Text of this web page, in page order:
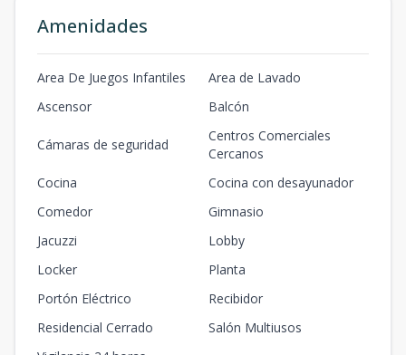
Amenidades
Area De Juegos Infantiles
Area de Lavado
Ascensor
Balcón
Cámaras de seguridad
Centros Comerciales
Cercanos
Cocina
Cocina con desayunador
Comedor
Gimnasio
Jacuzzi
Lobby
Locker
Planta
Portón Eléctrico
Recibidor
Residencial Cerrado
Salón Multiusos